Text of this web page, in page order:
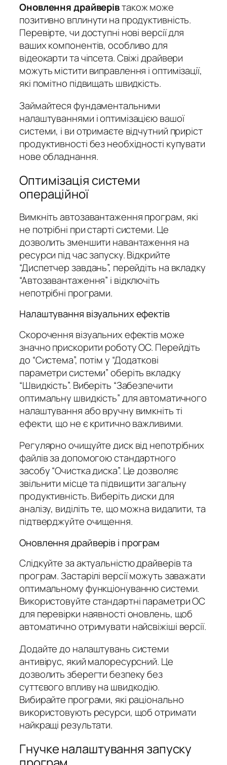
Оновлення драйверівтакож може
позитивно вплинути на продуктивність.
Перевірте, чи доступні нові версії для
ваших компонентів, особливо для
відеокарти та чіпсета. Свіжі драйвери
можуть містити виправлення і оптимізації,
які помітно підвищать швидкість.
Займайтеся фундаментальними
налаштуваннями і оптимізацією вашої
системи, і ви отримаєте відчутний приріст
продуктивності без необхідності купувати
нове обладнання.
Оптимізація системи
операційної
Вимкніть автозавантаження програм, які
не потрібні при старті системи. Це
дозволить зменшити навантаження на
ресурси під час запуску. Відкрийте
“Диспетчер завдань”, перейдіть на вкладку
“Автозавантаження” і відключіть
непотрібні програми.
Налаштування візуальних ефектів
Скорочення візуальних ефектів може
значно прискорити роботу ОС. Перейдіть
до “Система”, потім у “Додаткові
параметри системи” оберіть вкладку
“Швидкість”. Виберіть “Забезпечити
оптимальну швидкість” для автоматичного
налаштування або вручну вимкніть ті
ефекти, що не є критично важливими.
Регулярно очищуйте диск від непотрібних
файлів за допомогою стандартного
засобу “Очистка диска”. Це дозволяє
звільнити місце та підвищити загальну
продуктивність. Виберіть диски для
аналізу, виділіть те, що можна видалити, та
підтверджуйте очищення.
Оновлення драйверів і програм
Слідкуйте за актуальністю драйверів та
програм. Застарілі версії можуть заважати
оптимальному функціонуванню системи.
Використовуйте стандартні параметри ОС
для перевірки наявності оновлень, щоб
автоматично отримувати найсвіжіші версії.
Додайте до налаштувань системи
антивірус, який малоресурсний. Це
дозволить зберегти безпеку без
суттєвого впливу на швидкодію.
Вибирайте програми, які раціонально
використовують ресурси, щоб отримати
найкращі результати.
Гнучке налаштування запуску